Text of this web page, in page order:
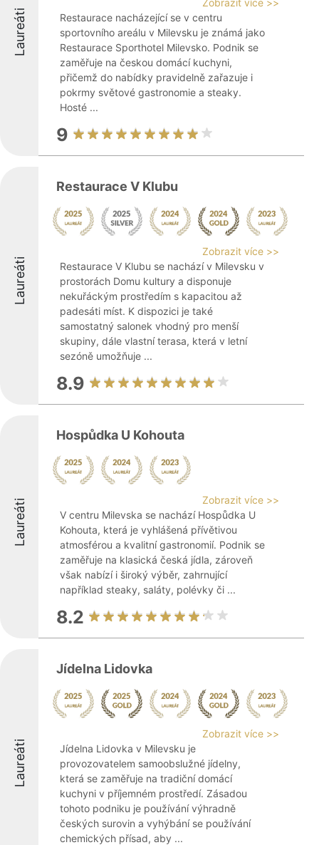
Laureáti
Zobrazit více >>
Restaurace nacházející se v centru
sportovního areálu v Milevsku je známá jako
Restaurace Sporthotel Milevsko. Podnik se
zaměřuje na českou domácí kuchyni,
přičemž do nabídky pravidelně zařazuje i
pokrmy světové gastronomie a steaky.
Hosté ...
9
Laureáti
Restaurace V Klubu
Zobrazit více >>
Restaurace V Klubu se nachází v Milevsku v
prostorách Domu kultury a disponuje
nekuřáckým prostředím s kapacitou až
padesáti míst. K dispozici je také
samostatný salonek vhodný pro menší
skupiny, dále vlastní terasa, která v letní
sezóně umožňuje ...
8.9
Laureáti
Hospůdka U Kohouta
Zobrazit více >>
V centru Milevska se nachází Hospůdka U
Kohouta, která je vyhlášená přívětivou
atmosférou a kvalitní gastronomií. Podnik se
zaměřuje na klasická česká jídla, zároveň
však nabízí i široký výběr, zahrnující
například steaky, saláty, polévky či ...
8.2
Laureáti
Jídelna Lidovka
Zobrazit více >>
Jídelna Lidovka v Milevsku je
provozovatelem samoobslužné jídelny,
která se zaměřuje na tradiční domácí
kuchyni v příjemném prostředí. Zásadou
tohoto podniku je používání výhradně
českých surovin a vyhýbání se používání
chemických přísad, aby ...